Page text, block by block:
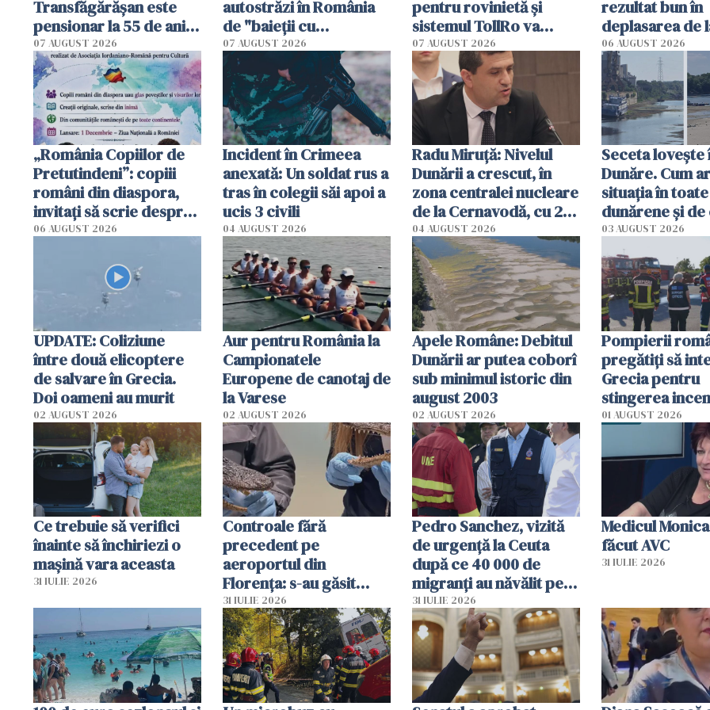
Transfăgărășan este
pensionar la 55 de ani.
Poliția l-a identificat
07 AUGUST 2026
autostrăzi în România
de "baieții cu
platforme": "Mi-au
cerut 1200 lei să mă
tracteze"
07 AUGUST 2026
pentru rovinietă şi
sistemul TollRo va
începe la 1 octombrie
07 AUGUST 2026
rezultat bun în
deplasarea de
06 AUGUST 2026
„România Copiilor de
Pretutindeni”: copiii
români din diaspora,
invitați să scrie despre
România într-un volum
06 AUGUST 2026
Incident în Crimeea
anexată: Un soldat rus a
tras în colegii săi apoi a
ucis 3 civili
04 AUGUST 2026
Radu Miruţă: Nivelul
Dunării a crescut, în
zona centralei nucleare
de la Cernavodă, cu 2
cm faţă de ziua trecută
04 AUGUST 2026
Seceta
Dunăre. Cum
situația în
dunărene și de
România
efectele, deși a
în iulie
03 AUGUST 2026
UPDATE: Coliziune
între două elicoptere
de salvare în Grecia.
Doi oameni au murit
02 AUGUST 2026
Aur pentru România la
Campionatele
Europene de canotaj de
la Varese
02 AUGUST 2026
Apele Române: Debitul
Dunării ar putea coborî
sub minimul istoric din
august 2003
02 AUGUST 2026
Pompierii
pregătiţi să
Grecia pentru
stingerea
01 AUGUST 2026
Ce trebuie să verifici
înainte să închiriezi o
mașină vara aceasta
31 IULIE 2026
Controale fără
precedent pe
aeroportul din
Florența: s-au găsit
capete de aligator și o
sumă imensă de bani
31 IULIE 2026
Pedro Sanchez, vizită
de urgență la Ceuta
după ce 40 000 de
migranți au năvălit pe
teritoriul spaniol: „Vom
mobiliza toate
resursele"
31 IULIE 2026
Medicul
făcut AVC
31 IULIE 2026